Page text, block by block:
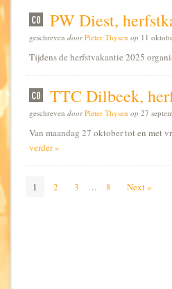
PW Diest,
geschreven door Pieter Thysen op 11
Tijdens de herfstvakantie 2025
TTC Dilbeek,
geschreven door Pieter Thysen op 27
Van maandag 27 oktober tot en met
verder »
1 2 3 … 8 Next »